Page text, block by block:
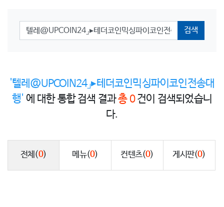
검색
'텔레@UPCOIN24」▸테더코인믹싱파이코인전송대
행' 에 대한 통합 검색 결과총 0건이 검색되었습니
다.
전체 (0) 메뉴(0) 컨텐츠(0) 게시판(0)